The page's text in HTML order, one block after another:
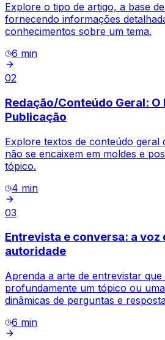
Explore o tipo de artigo, a base
fornecendo informações
conhecimentos sobre um tema.
6 min
02
Redação/Conteúdo Geral: O
Publicação
Explore textos de conteúdo geral
não se encaixem em moldes e
tópico.
4 min
03
Entrevista e conversa: a voz
autoridade
Aprenda a arte de entrevistar que
profundamente um tópico ou
dinâmicas de perguntas e
6 min